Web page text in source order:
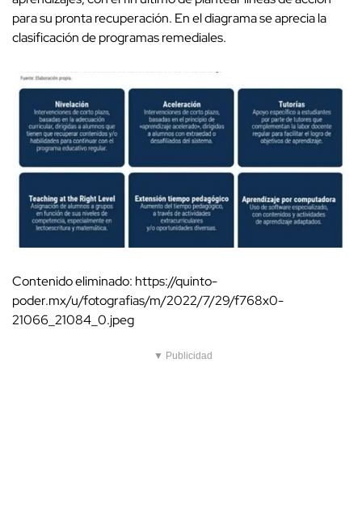
para su pronta recuperación. En el diagrama se aprecia la
clasificación de programas remediales.
Contenido eliminado: https://quinto-
poder.mx/u/fotografias/m/2022/7/29/f768x0-
21066_21084_0.jpeg
▼ Publicidad